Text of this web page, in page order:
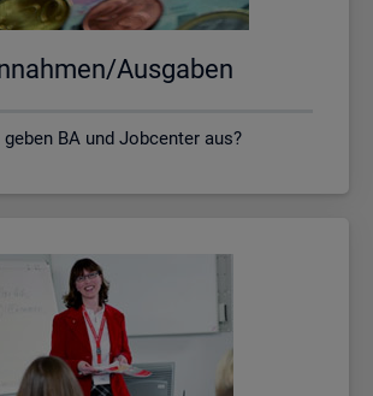
Aus­ga­ben
geben BA und Jobcenter aus?